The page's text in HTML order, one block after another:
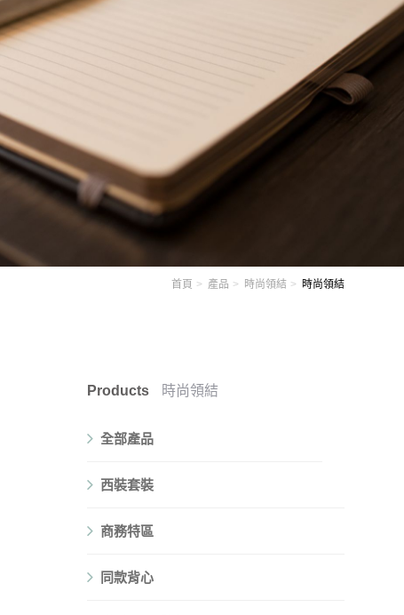
首頁 產品 時尚領結 時尚領結
Products 時尚領結
全部產品
西裝套裝
商務特區
同款背心